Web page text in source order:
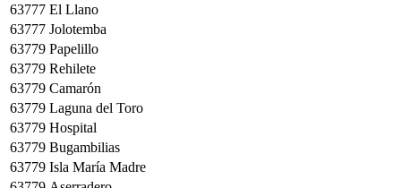
63777 El Llano
63777 Jolotemba
63779 Papelillo
63779 Rehilete
63779 Camarón
63779 Laguna del Toro
63779 Hospital
63779 Bugambilias
63779 Isla María Madre